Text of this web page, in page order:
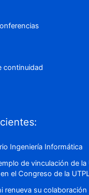
continuidad
Ingeniería Informática
de vinculación de la
el Congreso de la
renueva su